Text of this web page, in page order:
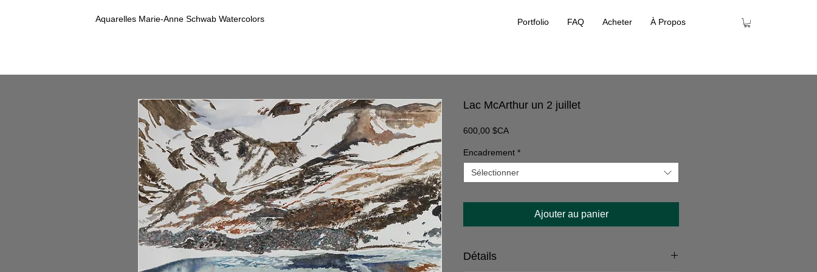
Aquarelles Marie-Anne Schwab Watercolors Portfolio FAQ Acheter À Propos
Lac McArthur un 2 juillet
600,00 $CAPrix
Encadrement *
Sélectionner
Ajouter au panier
Détails